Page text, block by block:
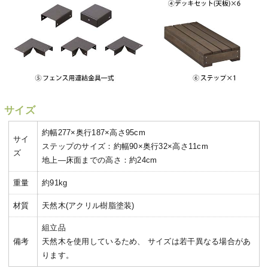
サイズ
サイ
ズ
約幅277×奥行187×高さ95cm
ステップのサイズ：約幅90×奥行32×高さ11cm
地上―床面までの高さ：約24cm
重量 約91kg
材質 天然木(アクリル樹脂塗装)
備考
組立品
天然木を使用しているため、 サイズは若干異なる場合があ
ります。